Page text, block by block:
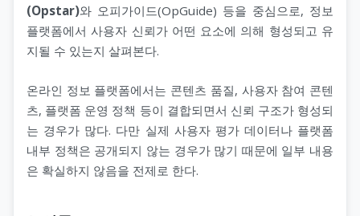
(Opstar)와 오피가이드(OpGuide) 등을 중심으로, 정보
플랫폼에서 사용자 신뢰가 어떤 요소에 의해 형성되고 유
지될 수 있는지 살펴본다.
온라인 정보 플랫폼에서는 콘텐츠 품질, 사용자 참여 콘텐
츠, 플랫폼 운영 정책 등이 결합되면서 신뢰 구조가 형성되
는 경우가 많다. 다만 실제 사용자 평가 데이터나 플랫폼
내부 정책은 공개되지 않는 경우가 많기 때문에 일부 내용
은 확실하지 않음을 전제로 한다.